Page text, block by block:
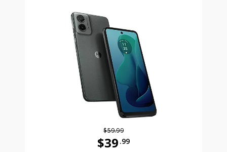
$59.99
$39 .99